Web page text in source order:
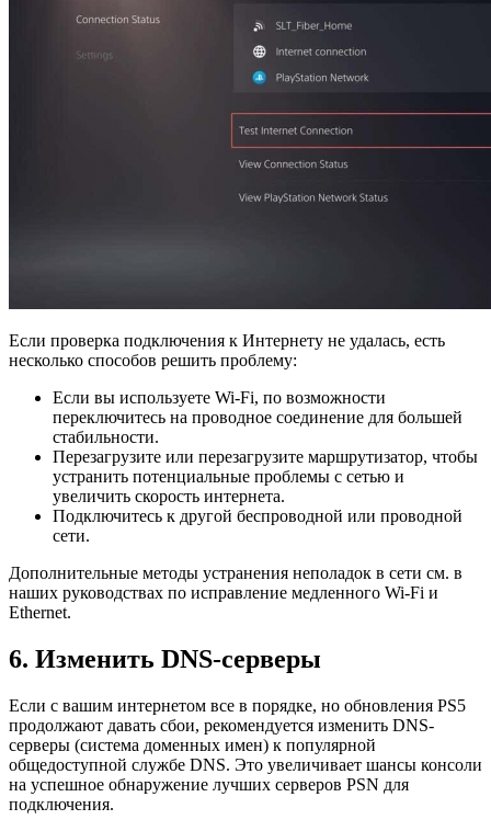
Если проверка подключения к Интернету не удалась, есть
несколько способов решить проблему:
Если вы используете Wi-Fi, по возможности
переключитесь на проводное соединение для большей
стабильности.
Перезагрузите или перезагрузите маршрутизатор, чтобы
устранить потенциальные проблемы с сетью и
увеличить скорость интернета.
Подключитесь к другой беспроводной или проводной
сети.
Дополнительные методы устранения неполадок в сети см. в
наших руководствах по исправление медленного Wi-Fi и
Ethernet.
6. Изменить DNS-серверы
Если с вашим интернетом все в порядке, но обновления PS5
продолжают давать сбои, рекомендуется изменить DNS-
серверы (система доменных имен) к популярной
общедоступной службе DNS. Это увеличивает шансы консоли
на успешное обнаружение лучших серверов PSN для
подключения.